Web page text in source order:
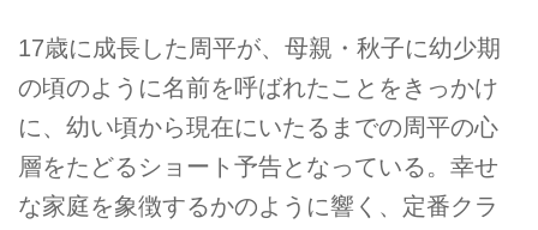
17歳に成長した周平が、母親・秋子に幼少期
の頃のように名前を呼ばれたことをきっかけ
に、幼い頃から現在にいたるまでの周平の心
層をたどるショート予告となっている。幸せ
な家庭を象徴するかのように響く、定番クラ